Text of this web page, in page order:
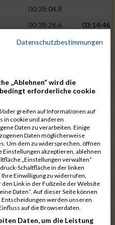
00:38:04.8
00:38:26.6
03:14:46
00:38:44.8
00:39:55.9
00:41:03.9
00:41:24.0
00:41:31.0
00:41:42.3
00:41:58.6
03:45:53
00:42:52.6
00:43:15.5
Datenschutzbestimmungen
„Ablehnen“ wird die
erforderliche cookie
greifen auf Informationen auf
in cookie und anderen
Daten zu verarbeiten. Einige
Daten möglicherweise
Um dem zu widersprechen, öffnen
Einstellungen akzeptieren, ablehnen
„Einstellungen verwalten“
Schaltfläche in der linken
Einwilligung zu widerrufen,
Link in der Fußzeile der Website
Daten“. Auf dieser Seite können
werden unseren
auf die Browserdaten.
Daten, um die Leistung